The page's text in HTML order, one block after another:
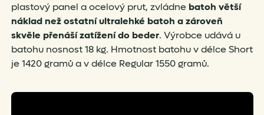
plastový panel a ocelový prut, zvládne batoh větší
náklad než ostatní ultralehké batoh a zároveň
skvěle přenáší zatížení do beder. Výrobce udává u
batohu nosnost 18 kg. Hmotnost batohu v délce Short
je 1420 gramů a v délce Regular 1550 gramů.